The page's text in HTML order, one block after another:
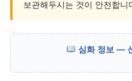
보관해두시는 것이 안전합니
심화 정보 —